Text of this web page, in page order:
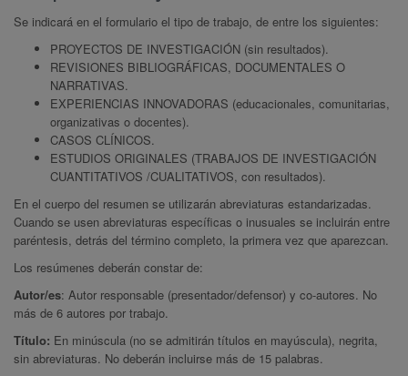
Se indicará en el formulario el tipo de trabajo, de entre los siguientes:
PROYECTOS DE INVESTIGACIÓN (sin resultados).
REVISIONES BIBLIOGRÁFICAS, DOCUMENTALES O
NARRATIVAS.
EXPERIENCIAS INNOVADORAS (educacionales, comunitarias,
organizativas o docentes).
CASOS CLÍNICOS.
ESTUDIOS ORIGINALES (TRABAJOS DE INVESTIGACIÓN
CUANTITATIVOS /CUALITATIVOS, con resultados).
En el cuerpo del resumen se utilizarán abreviaturas estandarizadas.
Cuando se usen abreviaturas específicas o inusuales se incluirán entre
paréntesis, detrás del término completo, la primera vez que aparezcan.
Los resúmenes deberán constar de:
Autor/es: Autor responsable (presentador/defensor) y co-autores. No
más de 6 autores por trabajo.
Título: En minúscula (no se admitirán títulos en mayúscula), negrita,
sin abreviaturas. No deberán incluirse más de 15 palabras.